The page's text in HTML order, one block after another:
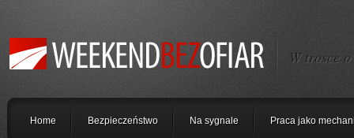
W trosce
Home Bezpieczeństwo Na sygnale Praca jako